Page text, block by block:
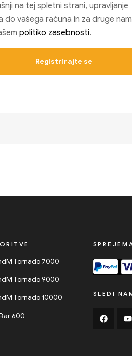
na tej spletni strani, upravljanje
do vašega računa in za druge
politiko zasebnosti.
Registrirajte se
Tornado 7000
Tornado 9000
Tornado 10000
600
SLEDI